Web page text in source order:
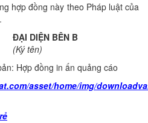
hợp đồng này theo Pháp luật của
ĐẠI DIỆN BÊN B
(Ký tên)
Hợp đồng in ấn quảng cáo
asset/home/img/